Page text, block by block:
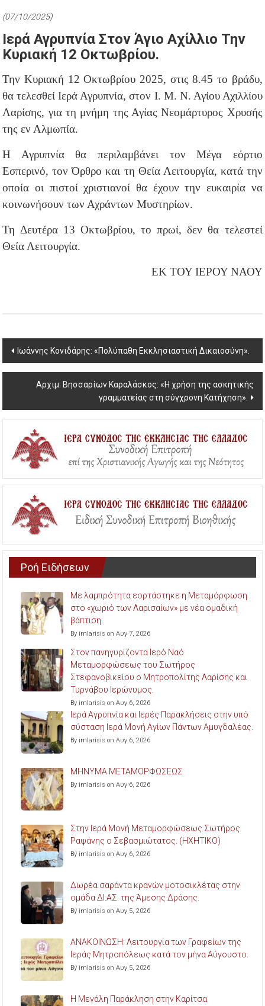
(07/10/2025)
Ιερά Αγρυπνία Στον Άγιο Αχίλλιο Την
Κυριακή 12 Οκτωβρίου.
Την Κυριακή 12 Οκτωβρίου 2025, στις 8.45 το βράδυ,
θα τελεσθεί Ιερά Αγρυπνία, στον Ι. Μ. Ν. Αγίου Αχιλλίου
Λαρίσης, για τη μνήμη της Αγίας Νεομάρτυρος Χρυσής
της εν Αλμωπία.
Η Αγρυπνία θα περιλαμβάνει τον Μέγα εόρτιο
Εσπερινό, τον Όρθρο και τη Θεία Λειτουργία, κατά την
οποία οι πιστοί χριστιανοί θα έχουν την ευκαιρία να
κοινωνήσουν των Αχράντων Μυστηρίων.
Τη Δευτέρα 13 Οκτωβρίου, το πρωί, δεν θα τελεστεί
Θεία Λειτουργία.
ΕΚ ΤΟΥ ΙΕΡΟΥ ΝΑΟΥ
Post
navigation
Ιωάννης Κονιδάρης: «Πολύπαθη Εκκλησιαστική Δικαιοσύνη».
Αρχιμ. Βησσαρίων Καραλάσκος: «Η χρήση της ασκητικής
γραμματείας στη σύγχρονη Κατήχηση».
Ροή Ειδήσεων
Με λαμπρότητα εορτάστηκε η Μεταμόρφωση
στο «χωριό των Λαρισαίων» με νέα ομαδική
βάπτιση.
By imlarisis on Αυγ 7, 2026
Στον πανηγυρίζοντα Ιερό Ναό
Μεταμορφώσεως του Σωτήρος
Στεφανοβικείου ο Μητροπολίτης Λαρίσης και
Τυρνάβου Ιερώνυμος.
By imlarisis on Αυγ 6, 2026
Ιερά Αγρυπνία και Ιερές Παρακλήσεις στην υπό
σύσταση Ιερά Μονή Αγίων Πάντων Αμυγδαλέας.
By imlarisis on Αυγ 6, 2026
ΜΗΝΥΜΑ ΜΕΤΑΜΟΡΦΩΣΕΩΣ
By imlarisis on Αυγ 6, 2026
Στην Ιερά Μονή Μεταμορφώσεως Σωτήρος
Ραψάνης ο Σεβασμιώτατος. (ΗΧΗΤΙΚΟ)
By imlarisis on Αυγ 6, 2026
Δωρέα σαράντα κρανών μοτοσικλέτας στην
ομάδα ΔΙ.ΑΣ. της Άμεσης Δράσης.
By imlarisis on Αυγ 5, 2026
ΑΝΑΚΟΙΝΩΣΗ: Λειτουργία των Γραφείων της
Ιεράς Μητροπόλεως κατά τον μήνα Αύγουστο.
By imlarisis on Αυγ 5, 2026
Η Μεγάλη Παράκληση στην Καρίτσα.